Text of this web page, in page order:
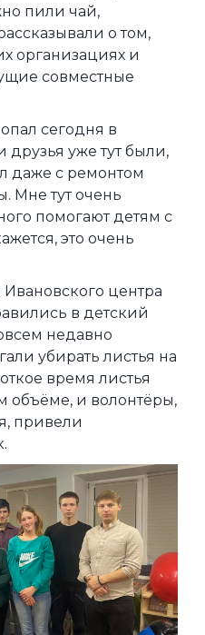
пили чай,
о том,
организациях и
совместные
сегодня в
друзья уже тут были,
даже с ремонтом
Мне тут очень
помогают детям с
это очень
Ивановского центра
в детский
недавно
убирать листья на
время листья
объёме, и волонтёры,
привели